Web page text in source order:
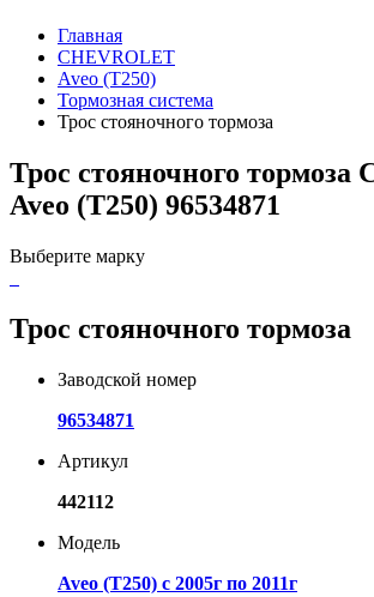
Главная
CHEVROLET
Aveo (T250)
Тормозная система
Трос стояночного тормоза
Трос стояночного тормоза
Aveo (T250) 96534871
Выберите марку
Трос стояночного тормоза
Заводской номер
96534871
Артикул
442112
Модель
Aveo (T250) с 2005г по 2011г